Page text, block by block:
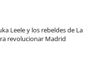
Leele y los rebeldes de La
revolucionar Madrid